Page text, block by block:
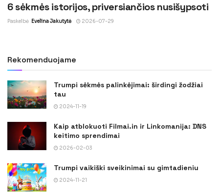
6 sėkmės istorijos, priversiančios nusišypsoti
Paskelbė Evelina Jakutytė 2026-07-29
Rekomenduojame
Trumpi sėkmės palinkėjimai: širdingi žodžiai
tau
2024-11-19
Kaip atblokuoti Filmai.in ir Linkomanija: DNS
keitimo sprendimai
2026-02-03
Trumpi vaikiški sveikinimai su gimtadieniu
2024-11-21